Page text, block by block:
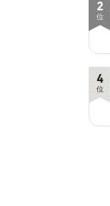
2
位
4
位